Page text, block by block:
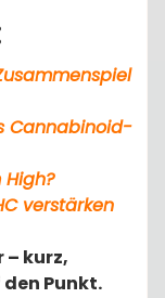
Cannabinoid-
verstärken
kurz,
Punkt.